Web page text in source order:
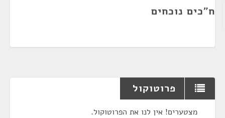
ח"כים נוכחים
פרוטוקול
מצטערים! אין לנו את הפרוטוקול.